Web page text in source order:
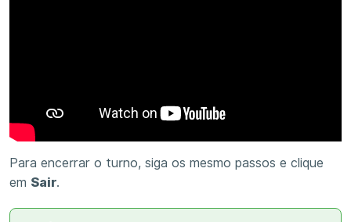
Para encerrar o turno, siga os mesmo passos e clique
em Sair.